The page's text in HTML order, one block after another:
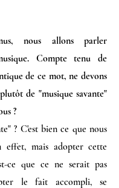
nous allons parler
Compte tenu de
de ce mot, ne devons
de "musique savante"
?
? C'est bien ce que nous
effet, mais adopter cette
ce que ce ne serait pas
le fait accompli, se